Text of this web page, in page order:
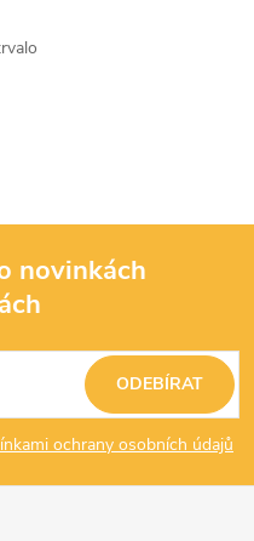
novinkách
ochrany osobních údajů
ODEBÍRAT